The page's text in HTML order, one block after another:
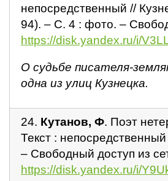
непосредственный //
94). – С. 4 : фото. –
https://disk.yandex.ru/i/
О судьбе писателя-
одна из улиц Кузнецка.
24. Кутанов, Ф. Поэт
Текст :
– Свободный доступ из
https://disk.yandex.ru/i/